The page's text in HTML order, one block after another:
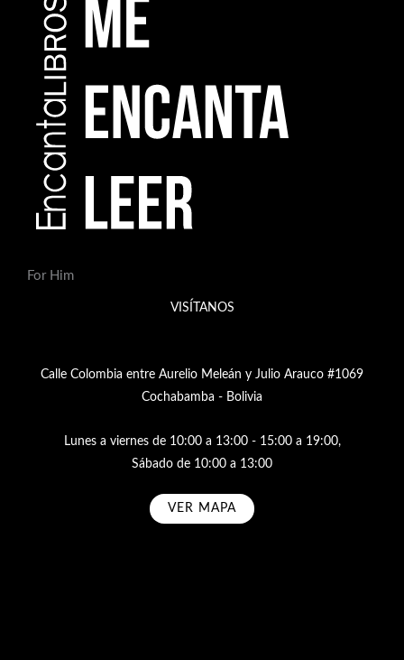
For Him
VISÍTANOS
Calle Colombia entre Aurelio Meleán y Julio Arauco #1069
Cochabamba - Bolivia
Lunes a viernes de 10:00 a 13:00 - 15:00 a 19:00,
Sábado de 10:00 a 13:00
VER MAPA